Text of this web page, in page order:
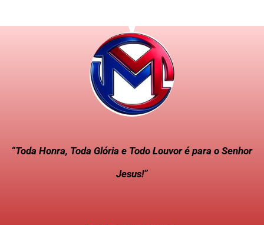
“Toda Honra, Toda Glória e Todo Louvor é para o Senhor
Jesus!”